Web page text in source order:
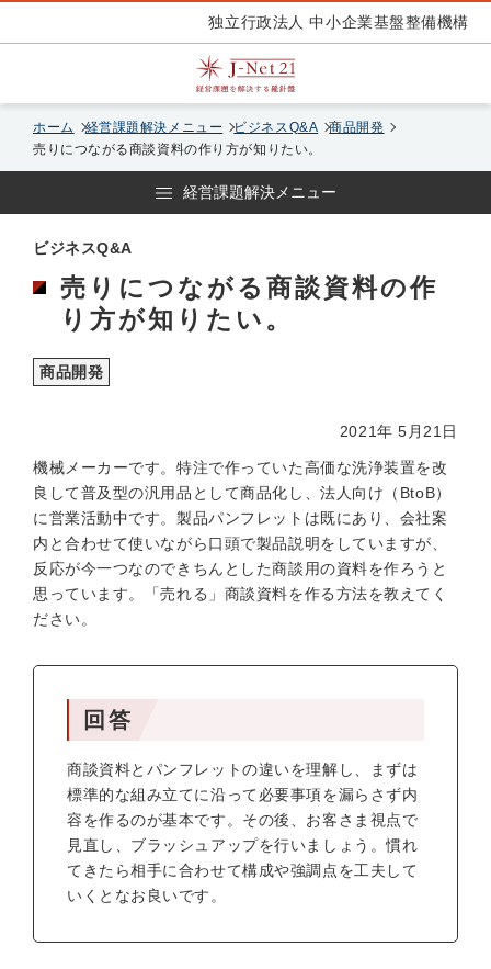
独立行政法人 中小企業基盤整備機構
ホーム 経営課題解決メニュー ビジネスQ&A
商品開発
売りにつながる商談資料の作り方が知りたい。
経営課題解決メニュー
ビジネスQ&A
売りにつながる商談資料の作
り方が知りたい。
商品開発
2021年 5月21日
機械メーカーです。特注で作っていた高価な洗浄装置を改
良して普及型の汎用品として商品化し、法人向け（BtoB）
に営業活動中です。製品パンフレットは既にあり、会社案
内と合わせて使いながら口頭で製品説明をしていますが、
反応が今一つなのできちんとした商談用の資料を作ろうと
思っています。「売れる」商談資料を作る方法を教えてく
ださい。
回答
商談資料とパンフレットの違いを理解し、まずは
標準的な組み立てに沿って必要事項を漏らさず内
容を作るのが基本です。その後、お客さま視点で
見直し、ブラッシュアップを行いましょう。慣れ
てきたら相手に合わせて構成や強調点を工夫して
いくとなお良いです。